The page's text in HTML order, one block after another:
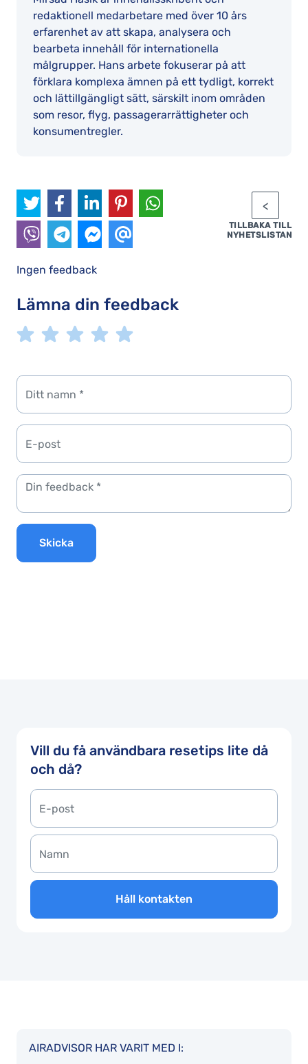
redaktionell medarbetare med över 10 års
erfarenhet av att skapa, analysera och
bearbeta innehåll för internationella
målgrupper. Hans arbete fokuserar på att
förklara komplexa ämnen på ett tydligt, korrekt
och lättillgängligt sätt, särskilt inom områden
som resor, flyg, passagerarrättigheter och
konsumentregler.
TILLBAKA TILL
NYHETSLISTAN
Ingen feedback
Lämna din feedback
Skicka
Vill du få användbara resetips lite då
och då?
Håll kontakten
AIRADVISOR HAR VARIT MED I: